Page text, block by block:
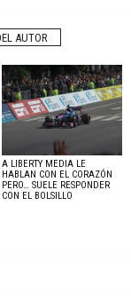
AUTOR
A LIBERTY MEDIA LE
HABLAN CON EL CORAZÓN
PERO… SUELE RESPONDER
CON EL BOLSILLO